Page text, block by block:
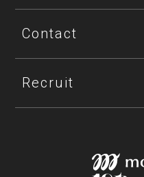
Contact
Recruit